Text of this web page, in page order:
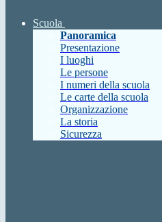
Scuola
Panoramica
Presentazione
I luoghi
Le persone
I numeri della scuola
Le carte della scuola
Organizzazione
La storia
Sicurezza